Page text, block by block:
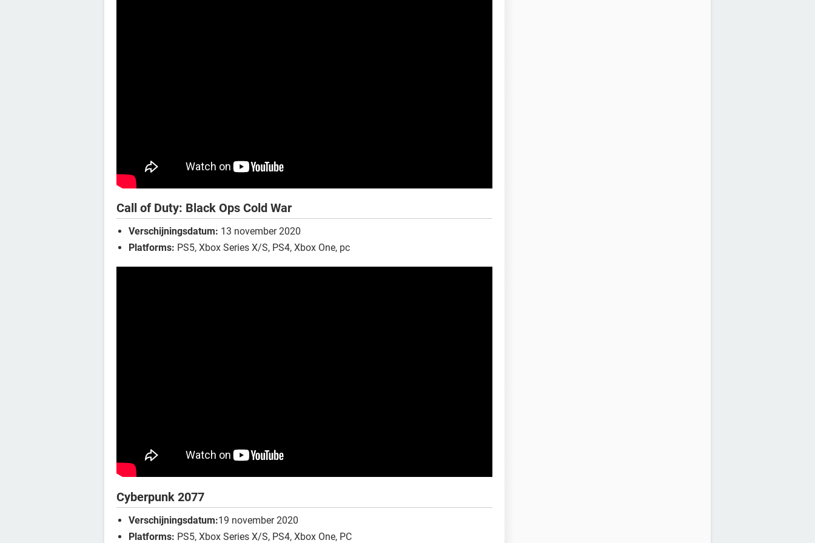
Call of Duty: Black Ops Cold War
Verschijningsdatum: 13 november 2020
Platforms: PS5, Xbox Series X/S, PS4, Xbox One, pc
Cyberpunk 2077
Verschijningsdatum:19 november 2020
Platforms: PS5, Xbox Series X/S, PS4, Xbox One, PC